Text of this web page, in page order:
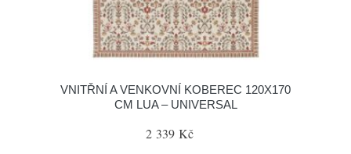
VNITŘNÍ A VENKOVNÍ KOBEREC 120X170
CM LUA – UNIVERSAL
2 339 Kč